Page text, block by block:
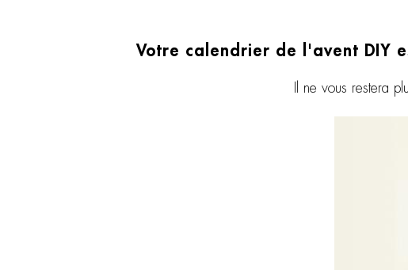
Votre calendrier de l'avent DIY
Il ne vous restera